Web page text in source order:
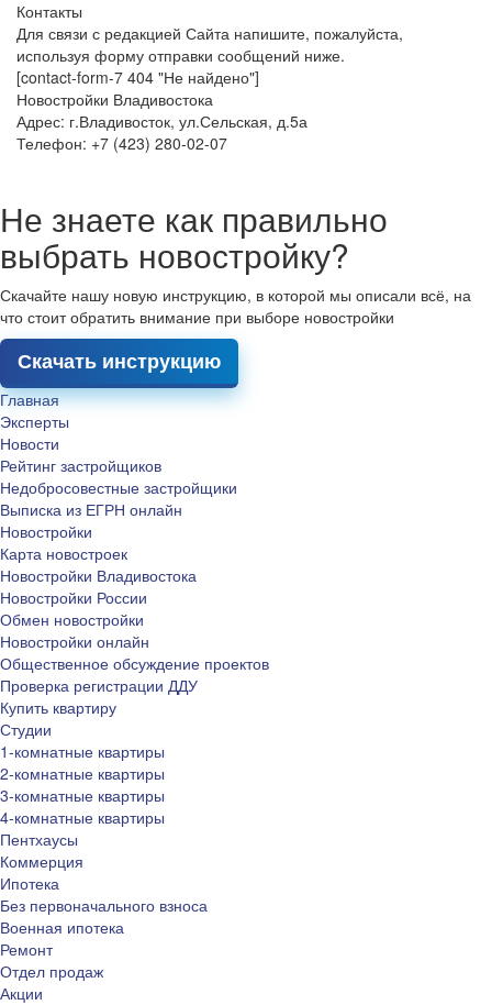
Контакты
Для связи с редакцией Сайта напишите, пожалуйста,
используя форму отправки сообщений ниже.
[contact-form-7 404 "Не найдено"]
Новостройки Владивостока
Адрес: г.Владивосток, ул.Сельская, д.5а
Телефон: +7 (423) 280-02-07
Не знаете как правильно
выбрать новостройку?
Скачайте нашу новую инструкцию, в которой мы описали всё, на
что стоит обратить внимание при выборе новостройки
Скачать инструкцию
Главная
Эксперты
Новости
Рейтинг застройщиков
Недобросовестные застройщики
Выписка из ЕГРН онлайн
Новостройки
Карта новостроек
Новостройки Владивостока
Новостройки России
Обмен новостройки
Новостройки онлайн
Общественное обсуждение проектов
Проверка регистрации ДДУ
Купить квартиру
Студии
1-комнатные квартиры
2-комнатные квартиры
3-комнатные квартиры
4-комнатные квартиры
Пентхаусы
Коммерция
Ипотека
Без первоначального взноса
Военная ипотека
Ремонт
Отдел продаж
Акции